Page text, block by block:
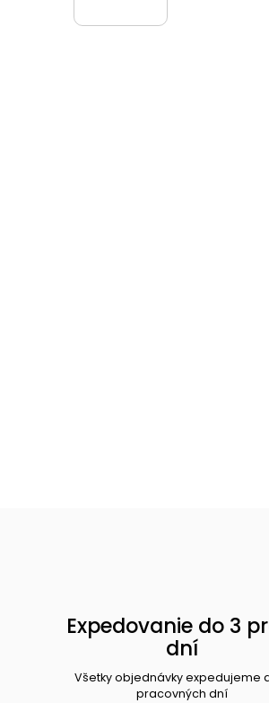
Expedovanie do 3
dní
Všetky objednávky expedujeme
pracovných dní